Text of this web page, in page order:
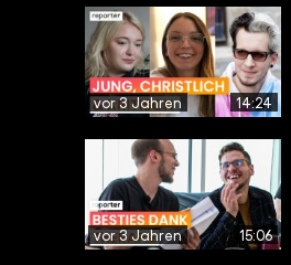
vor 3 Jahren 14:24
vor 3 Jahren 15:06